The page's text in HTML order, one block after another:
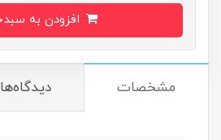
مشخصات دیدگاه‌ها